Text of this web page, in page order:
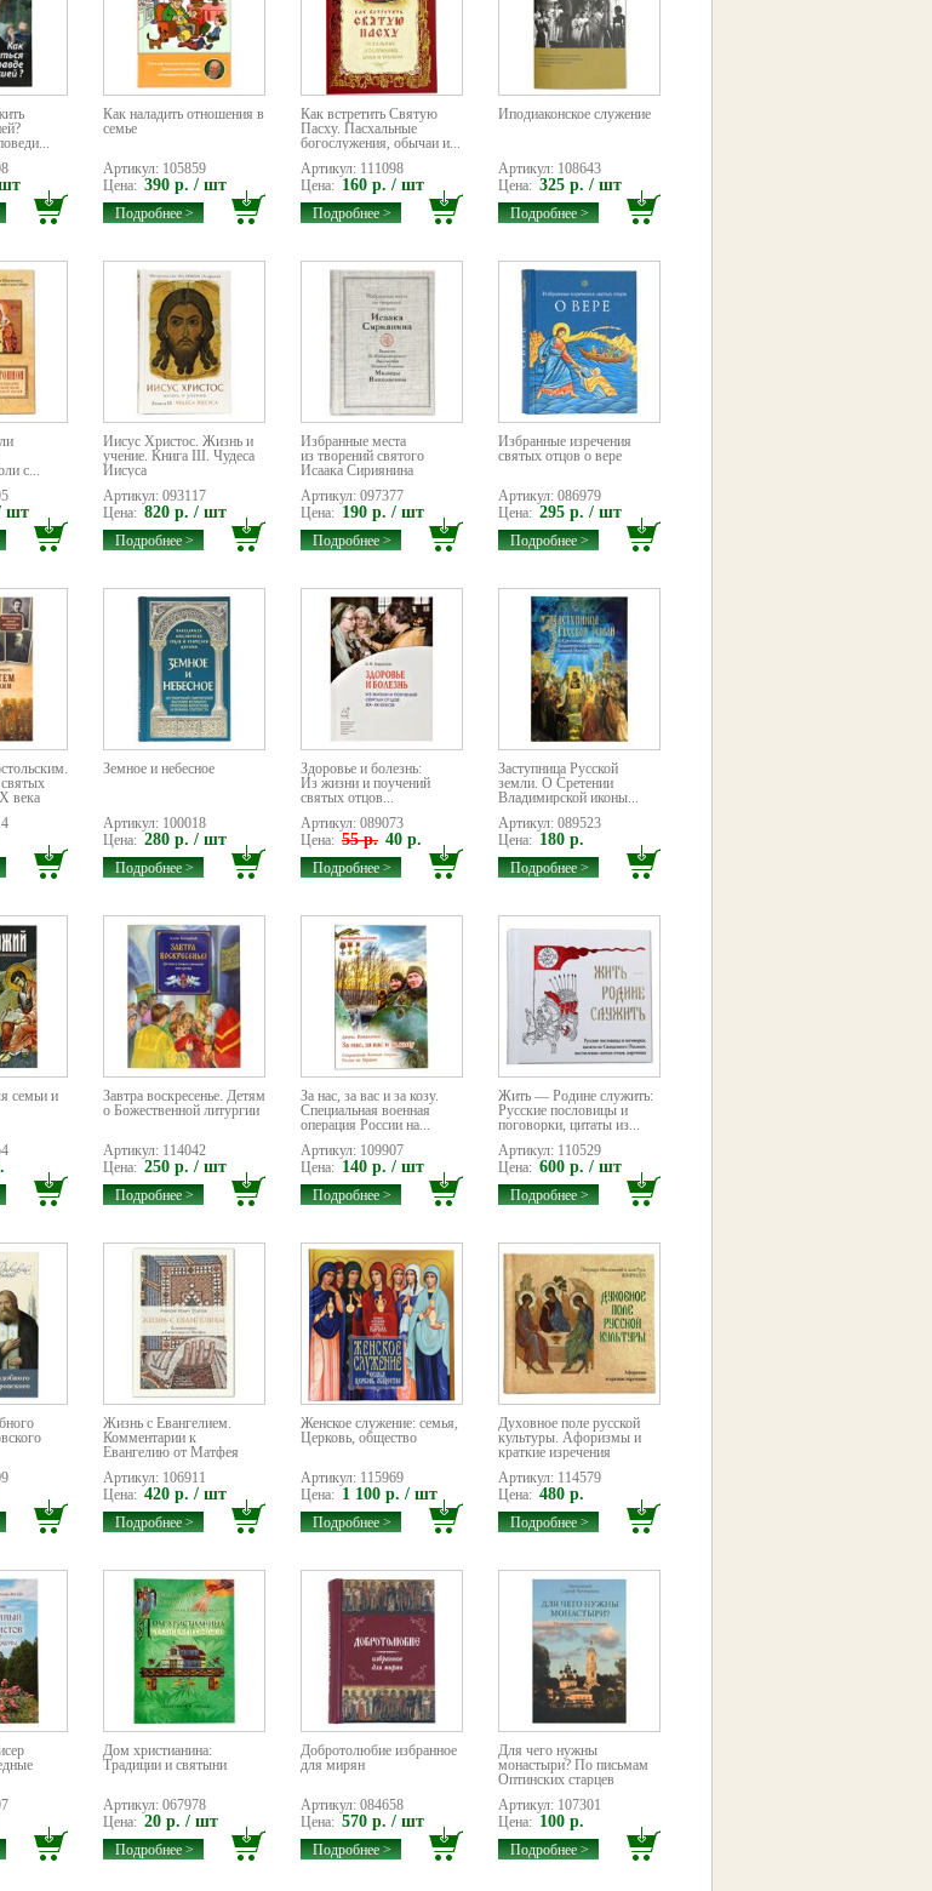
Как наладить отношения в
семье
Артикул: 105859
Цена: 390 р. / шт
Подробнее >
Как встретить Святую
Пасху. Пасхальные
богослужения, обычаи и...
Артикул: 111098
Цена: 160 р. / шт
Подробнее >
Иподиаконское служение
Артикул: 108643
Цена: 325 р. / шт
Подробнее >
с...
шт
Иисус Христос. Жизнь и
учение. Книга III. Чудеса
Иисуса
Артикул: 093117
Цена: 820 р. / шт
Подробнее >
Избранные места
из творений святого
Исаака Сириянина
Артикул: 097377
Цена: 190 р. / шт
Подробнее >
Избранные изречения
святых отцов о вере
Артикул: 086979
Цена: 295 р. / шт
Подробнее >
века
Земное и небесное
Артикул: 100018
Цена: 280 р. / шт
Подробнее >
Здоровье и болезнь:
Из жизни и поучений
святых отцов...
Артикул: 089073
Цена: 55 р. 40 р.
Подробнее >
Заступница Русской
земли. О Сретении
Владимирской иконы...
Артикул: 089523
Цена: 180 р.
Подробнее >
семьи и
Завтра воскресенье. Детям
о Божественной литургии
Артикул: 114042
Цена: 250 р. / шт
Подробнее >
За нас, за вас и за козу.
Специальная военная
операция России на...
Артикул: 109907
Цена: 140 р. / шт
Подробнее >
Жить — Родине служить:
Русские пословицы и
поговорки, цитаты из...
Артикул: 110529
Цена: 600 р. / шт
Подробнее >
Жизнь с Евангелием.
Комментарии к
Евангелию от Матфея
Артикул: 106911
Цена: 420 р. / шт
Подробнее >
Женское служение: семья,
Церковь, общество
Артикул: 115969
Цена: 1 100 р. / шт
Подробнее >
Духовное поле русской
культуры. Афоризмы и
краткие изречения
Артикул: 114579
Цена: 480 р.
Подробнее >
Дом христианина:
Традиции и святыни
Артикул: 067978
Цена: 20 р. / шт
Подробнее >
Добротолюбие избранное
для мирян
Артикул: 084658
Цена: 570 р. / шт
Подробнее >
Для чего нужны
монастыри? По письмам
Оптинских старцев
Артикул: 107301
Цена: 100 р.
Подробнее >